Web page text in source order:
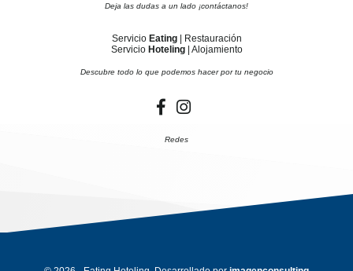
Deja las dudas a un lado ¡contáctanos!
Servicio Eating| Restauración
Servicio Hoteling| Alojamiento
Descubre todo lo que podemos hacer por tu negocio
Redes